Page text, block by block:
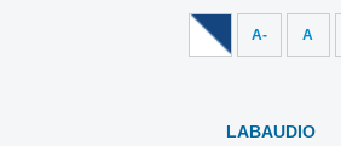
A- A
LABAUDIO